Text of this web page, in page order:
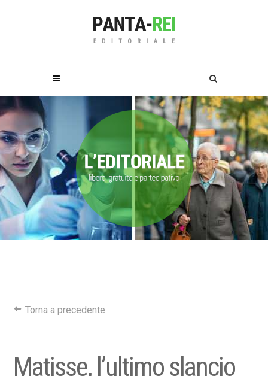
Torna a precedente
Matisse, l’ultimo slancio